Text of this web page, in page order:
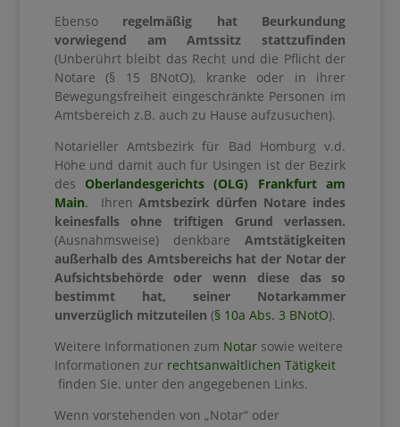
Ebensoregelmäßig hat Beurkundung
vorwiegend am Amtssitz stattzufinden
(Unberührt bleibt das Recht und die Pflicht der
Notare (§ 15 BNotO), kranke oder in ihrer
Bewegungsfreiheit eingeschränkte Personen im
Amtsbereich z.B. auch zu Hause aufzusuchen).
Notarieller Amtsbezirk für Bad Homburg v.d.
Höhe und damit auch für Usingen ist der Bezirk
des Oberlandesgerichts (OLG) Frankfurt am
Main. IhrenAmtsbezirk dürfen Notare indes
keinesfalls ohne triftigen Grund verlassen.
(Ausnahmsweise) denkbareAmtstätigkeiten
außerhalb des Amtsbereichs hat der Notar der
Aufsichtsbehörde oder wenn diese das so
bestimmt hat, seiner Notarkammer
unverzüglich mitzuteilen (§ 10a Abs. 3 BNotO).
Weitere Informationen zum Notarsowie weitere
Informationen zur rechtsanwaltlichen Tätigkeit
finden Sie. unter den angegebenen Links.
Wenn vorstehenden von „Notar“ oder